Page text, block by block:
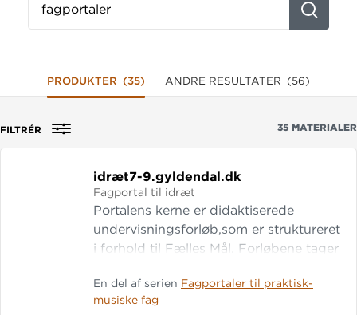
fag,
forfatter
isbn
PRODUKTER (35) ANDRE RESULTATER (56)
FILTRÉR 35 MATERIALER
idræt7-9.gyldendal.dk
Fagportal til idræt
Portalens kerne er didaktiserede
undervisningsforløb,som er struktureret
i forhold til Fælles Mål. Forløbene tager
indholdsområder, men er skrevet ind i
en tematisk ramme. Temaerne er bl.a.
En del af serien Fagportaler til praktisk-
musiske fag